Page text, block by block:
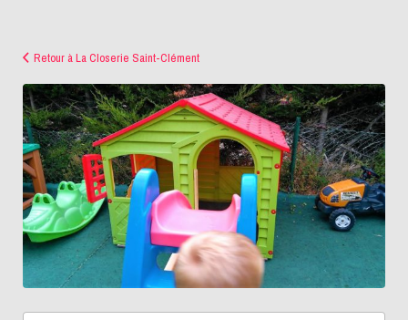
IMG_20170719_205300
Retour à La Closerie Saint-Clément